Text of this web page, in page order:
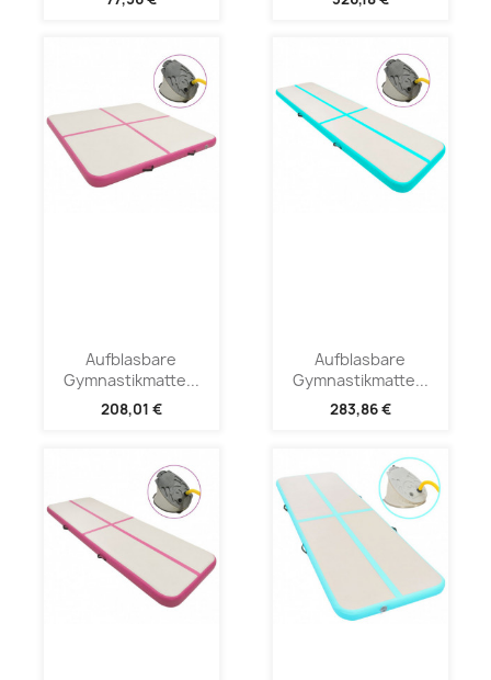
Aufblasbare
Gymnastikmatte...
208,01 €
Aufblasbare
Gymnastikmatte...
283,86 €